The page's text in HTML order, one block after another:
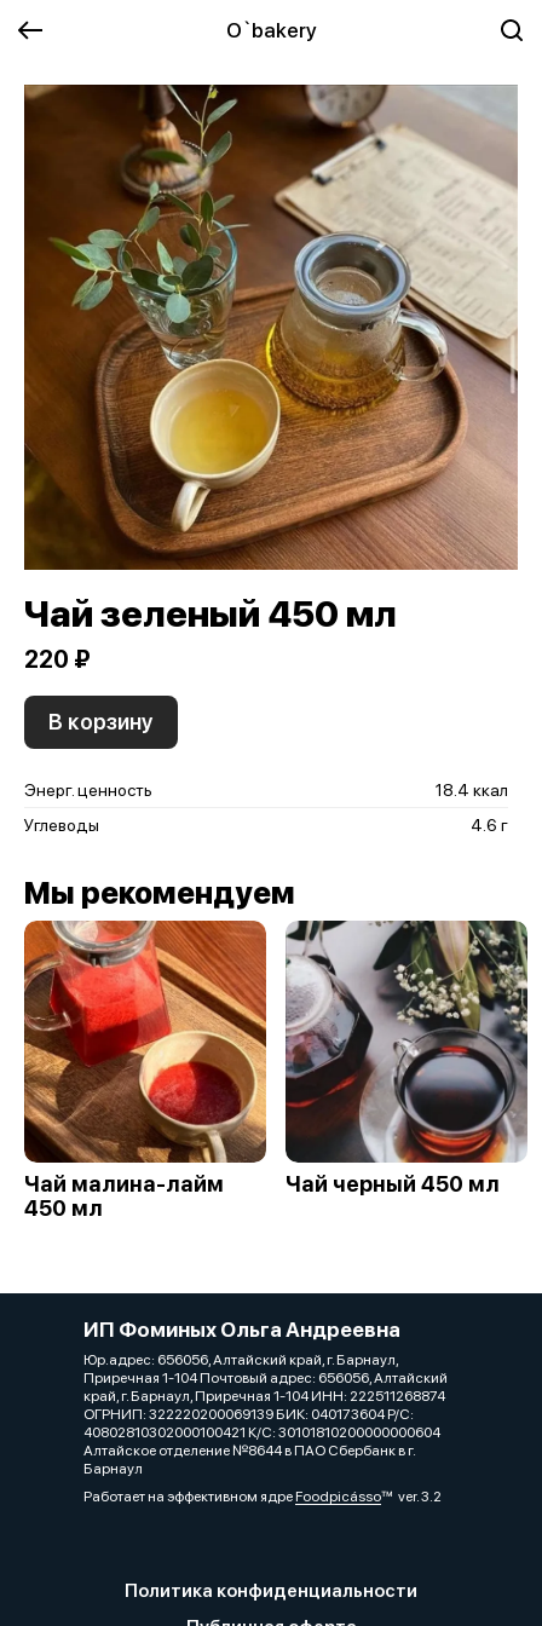
O`bakery
Чай зеленый 450 мл
220 ₽
В корзину
Энерг. ценность
18.4 ккал
Углеводы
4.6 г
Мы рекомендуем
Чай малина-лайм
450 мл
Чай черный 450 мл
ИП Фоминых Ольга Андреевна
Юр.адрес: 656056, Алтайский край, г. Барнаул,
Приречная 1-104 Почтовый адрес: 656056, Алтайский
край, г. Барнаул, Приречная 1-104 ИНН: 222511268874
ОГРНИП: 322220200069139 БИК: 040173604 Р/С:
40802810302000100421 К/С: 30101810200000000604
Алтайское отделение №8644 в ПАО Сбербанк в г.
Барнаул
Работает на эффективном ядреFoodpicássover. 3.2
Политика конфиденциальности